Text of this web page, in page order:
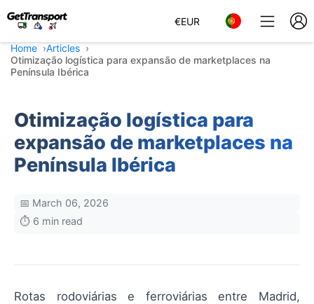
€EUR
Home
Articles
Otimização logística para expansão de marketplaces na
Península Ibérica
Otimização logística para
expansão de marketplaces na
Península Ibérica
📅 March 06, 2026
⏱️ 6 min read
Rotas rodoviárias e ferroviárias entre Madrid,